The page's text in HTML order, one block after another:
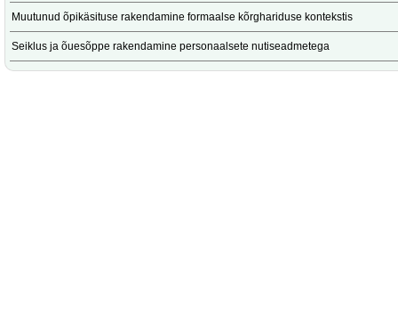
Muutunud õpikäsituse rakendamine formaalse kõrghariduse kontekstis
Seiklus ja õuesõppe rakendamine personaalsete nutiseadmetega